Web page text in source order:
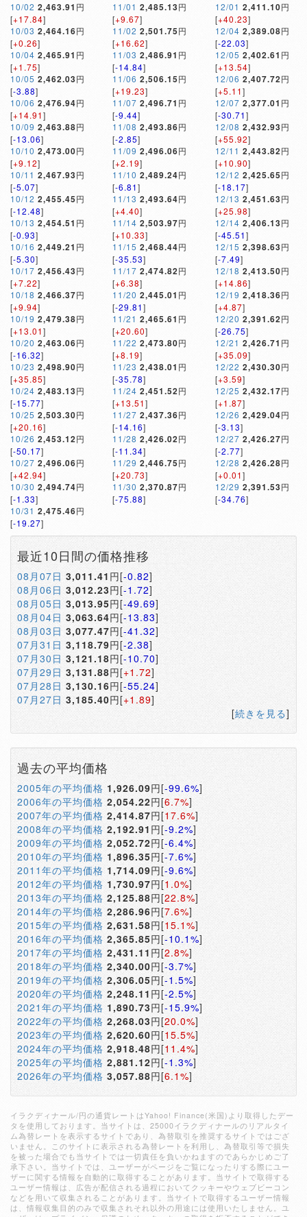
10/02 2,463.91 円
[+17.84]
10/03 2,464.16円
[+0.26]
10/04 2,465.91 円
[+1.75]
10/05 2,462.03円
[-3.88]
10/06 2,476.94円
[+14.91]
10/09 2,463.88円
[-13.06]
10/10 2,473.00円
[+9.12]
10/11 2,467.93円
[-5.07]
10/12 2,455.45円
[-12.48]
10/13 2,454.51 円
[-0.93]
10/16 2,449.21 円
[-5.30]
10/17 2,456.43円
[+7.22]
10/18 2,466.37円
[+9.94]
10/19 2,479.38円
[+13.01]
10/20 2,463.06円
[-16.32]
10/23 2,498.90円
[+35.85]
10/24 2,483.13円
[-15.77]
10/25 2,503.30円
[+20.16]
10/26 2,453.12円
[-50.17]
10/27 2,496.06円
[+42.94]
10/30 2,494.74円
[-1.33]
10/31 2,475.46円
[-19.27]
11/01 2,485.13円
[+9.67]
11/02 2,501.75円
[+16.62]
11/03 2,486.91 円
[-14.84]
11/06 2,506.15円
[+19.23]
11/07 2,496.71 円
[-9.44]
11/08 2,493.86円
[-2.85]
11/09 2,496.06円
[+2.19]
11/10 2,489.24円
[-6.81]
11/13 2,493.64円
[+4.40]
11/14 2,503.97円
[+10.33]
11/15 2,468.44円
[-35.53]
11/17 2,474.82円
[+6.38]
11/20 2,445.01 円
[-29.81]
11/21 2,465.61 円
[+20.60]
11/22 2,473.80円
[+8.19]
11/23 2,438.01 円
[-35.78]
11/24 2,451.52円
[+13.51]
11/27 2,437.36円
[-14.16]
11/28 2,426.02円
[-11.34]
11/29 2,446.75円
[+20.73]
11/30 2,370.87円
[-75.88]
12/01 2,411.10円
[+40.23]
12/04 2,389.08円
[-22.03]
12/05 2,402.61 円
[+13.54]
12/06 2,407.72円
[+5.11]
12/07 2,377.01 円
[-30.71]
12/08 2,432.93円
[+55.92]
12/11 2,443.82円
[+10.90]
12/12 2,425.65円
[-18.17]
12/13 2,451.63円
[+25.98]
12/14 2,406.13円
[-45.51]
12/15 2,398.63円
[-7.49]
12/18 2,413.50円
[+14.86]
12/19 2,418.36円
[+4.87]
12/20 2,391.62円
[-26.75]
12/21 2,426.71 円
[+35.09]
12/22 2,430.30円
[+3.59]
12/25 2,432.17円
[+1.87]
12/26 2,429.04円
[-3.13]
12/27 2,426.27円
[-2.77]
12/28 2,426.28円
[+0.01]
12/29 2,391.53円
[-34.76]
最近10日間の価格推移
08月07日 3,011.41 円[-0.82]
08月06日 3,012.23円[-1.72]
08月05日 3,013.95円[-49.69]
08月04日 3,063.64円[-13.83]
08月03日 3,077.47円[-41.32]
07月31日 3,118.79円[-2.38]
07月30日 3,121.18円[-10.70]
07月29日 3,131.88円[+1.72]
07月28日 3,130.16円[-55.24]
07月27日 3,185.40円[+1.89]
[続きを見る]
過去の平均価格
2005年の平均価格 1,926.09円[-99.6%]
2006年の平均価格 2,054.22円[6.7%]
2007年の平均価格 2,414.87円[17.6%]
2008年の平均価格 2,192.91 円[-9.2%]
2009年の平均価格 2,052.72円[-6.4%]
2010年の平均価格 1,896.35円[-7.6%]
2011年の平均価格 1,714.09円[-9.6%]
2012年の平均価格 1,730.97円[1.0%]
2013年の平均価格 2,125.88円[22.8%]
2014年の平均価格 2,286.96円[7.6%]
2015年の平均価格 2,631.58円[15.1%]
2016年の平均価格 2,365.85円[-10.1%]
2017年の平均価格 2,431.11 円[2.8%]
2018年の平均価格 2,340.00円[-3.7%]
2019年の平均価格 2,306.05円[-1.5%]
2020年の平均価格 2,248.11 円[-2.5%]
2021年の平均価格 1,890.73円[-15.9%]
2022年の平均価格 2,268.03円[20.0%]
2023年の平均価格 2,620.60円[15.5%]
2024年の平均価格 2,918.48円[11.4%]
2025年の平均価格 2,881.12円[-1.3%]
2026年の平均価格 3,057.88円[6.1%]
イラクディナール/円の通貨レートはYahoo! Finance(米国)より取得したデー
タを使用しております。当サイトは、25000イラクディナールのリアルタイ
ム為替レートを表示するサイトであり、為替取引を推奨するサイトではござ
いません。このサイトに表示される為替レートを利用し、為替取引等で損失
を被った場合でも当サイトでは一切責任を負いかねますのであらかじめご了
承下さい。当サイトでは、ユーザーがページをご覧になったりする際にユー
ザーに関する情報を自動的に取得することがあります。当サイトで取得する
ユーザー情報は、広告が配信される過程においてクッキーやウェブビーコン
などを用いて収集されることがあります。当サイトで取得するユーザー情報
は、情報収集目的のみで収集されそれ以外の用途には使用いたしません。ユ